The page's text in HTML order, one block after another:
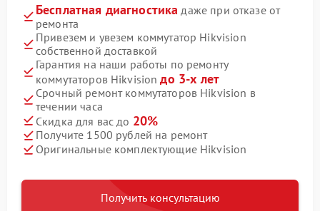
Бесплатная диагностика даже при отказе от
ремонта
Привезем и увезем коммутатор Hikvision
собственной доставкой
Гарантия на наши работы по ремонту
коммутаторов Hikvisionдо 3-х лет
Срочный ремонт коммутаторов Hikvision в
течении часа
Скидка для вас до 20%
Получите 1500 рублей на ремонт
Оригинальные комплектующие Hikvision
Получить консультацию